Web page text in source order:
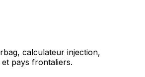
calculateur injection,
pays frontaliers.